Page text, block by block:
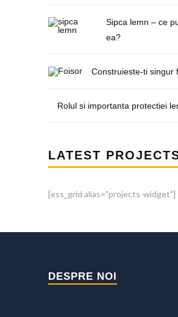
Sipca lemn – ce
ea?
Construieste-ti singur
Rolul si importanta protectiei
LATEST
[ess_grid alias="projects-widget"]
DESPRE NOI